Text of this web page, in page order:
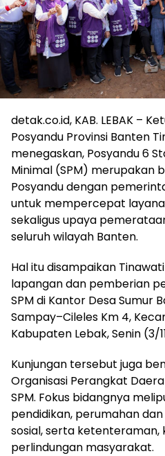
detak.co.id, KAB. LEBAK –
Posyandu Provinsi Banten
menegaskan, Posyandu 6
Minimal (SPM) merupakan
Posyandu dengan
untuk mempercepat
sekaligus upaya
seluruh wilayah Banten.
Hal itu disampaikan
lapangan dan pemberian
SPM di Kantor Desa Sumur
Sampay–Cileles Km 4,
Kabupaten Lebak, Senin (3/
Kunjungan tersebut juga
Organisasi Perangkat
SPM. Fokus bidangnya
pendidikan, perumahan
sosial, serta
perlindungan masyarakat.